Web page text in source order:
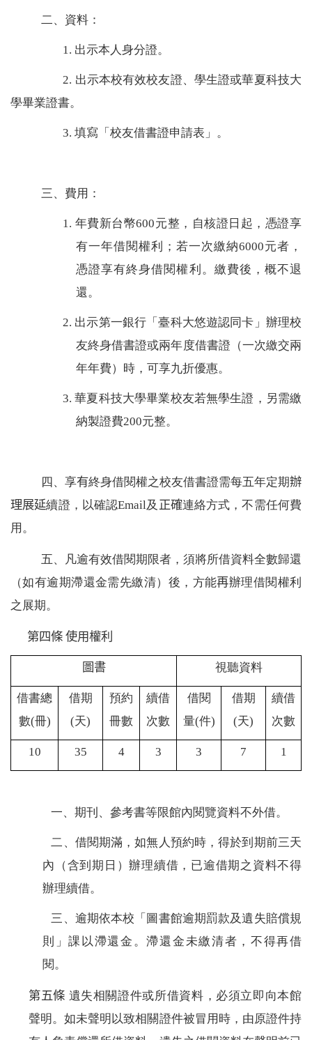
二、 資料：
1. 出示本人身分證。
2. 出示本校有效校友證、學生證或華夏科技大
學畢業證書。
3.填寫「校友借書證申請表」。
三、 費用：
1. 年費新台幣600元整，自核證日起，憑證享
有一年借閱權利；若一次繳納6000元者，
憑證享有終身借閱權利。繳費後，概不退
還。
2. 出示第一銀行「臺科大悠遊認同卡」辦理校
友終身借書證或兩年度借書證（一次繳交兩
年年費）時，可享九折優惠。
3.華夏科技大學畢業校友若無學生證，另需繳
納製證費200元整。
四、 享有終身借閱權之校友借書證需每五年定期辦
理展延續證，以確認Email及 正確連絡方式，不需任何費
用。
五、
凡逾有效借閱期限者，須將所借資料全數歸還
（如有逾期滯還金需先繳清）後，方能再辦理借閱權利
之展期。
第四條 使用權利
圖書 視聽資料
借書總
數(冊)
借期
(天)
預約
冊數
續借
次數
借閱
量(件)
借期
(天)
續借
次數
10 35 4 3 3 7 1
一、 期刊、參考書等限館內閱覽資料不外借。
二、 借閱期滿，如無人預約時，得於到期前三天
內（含到期日）辦理續借，已逾借期之資料不得
辦理續借。
三、 逾期依本校「圖書館逾期罰款及遺失賠償規
則」課以滯還金。滯還金未繳清者，不得再借
閱。
第五條 遺失相關證件或所借資料，必須立即向本館
聲明。如未聲明以致相關證件被冒用時，由原證件持